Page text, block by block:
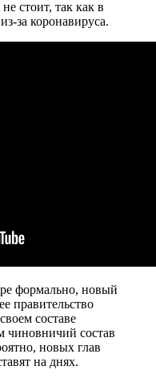
стоит, так как в
за коронавируса.
формально, новый
правительство
составе
чиновничий состав
новых глав
на днях.